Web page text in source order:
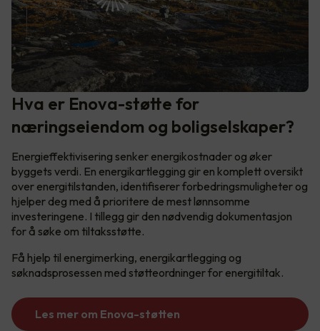
Hva er Enova-støtte for
næringseiendom og boligselskaper?
Energieffektivisering senker energikostnader og øker
byggets verdi. En energikartlegging gir en komplett oversikt
over energitilstanden, identifiserer forbedringsmuligheter og
hjelper deg med å prioritere de mest lønnsomme
investeringene. I tillegg gir den nødvendig dokumentasjon
for å søke om tiltaksstøtte.
Få hjelp til energimerking, energikartlegging og
søknadsprosessen med støtteordninger for energitiltak.
Les mer om Enova-støtten